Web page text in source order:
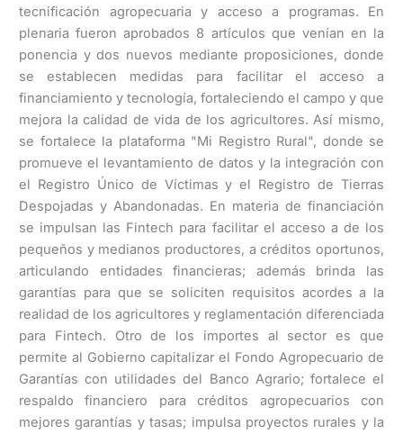
tecnificación agropecuaria y acceso a programas. En
plenaria fueron aprobados 8 artículos que venían en la
ponencia y dos nuevos mediante proposiciones, donde
se establecen medidas para facilitar el acceso a
financiamiento y tecnología, fortaleciendo el campo y que
mejora la calidad de vida de los agricultores. Así mismo,
se fortalece la plataforma "Mi Registro Rural", donde se
promueve el levantamiento de datos y la integración con
el Registro Único de Víctimas y el Registro de Tierras
Despojadas y Abandonadas. En materia de financiación
se impulsan las Fintech para facilitar el acceso a de los
pequeños y medianos productores, a créditos oportunos,
articulando entidades financieras; además brinda las
garantías para que se soliciten requisitos acordes a la
realidad de los agricultores y reglamentación diferenciada
para Fintech. Otro de los importes al sector es que
permite al Gobierno capitalizar el Fondo Agropecuario de
Garantías con utilidades del Banco Agrario; fortalece el
respaldo financiero para créditos agropecuarios con
mejores garantías y tasas; impulsa proyectos rurales y la